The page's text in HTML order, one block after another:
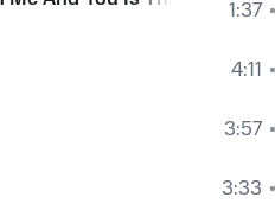
1:37
4:11
3:57
3:33